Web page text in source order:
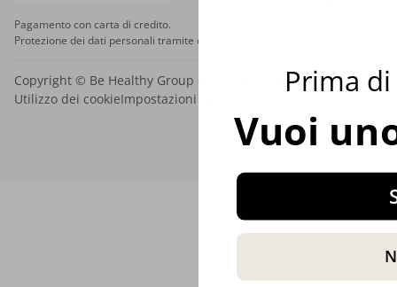
Pagamento con carta di credito.
Protezione dei dati personali tramite crittografia SSL.
Copyright © Be Healthy Group d.o.o. 2012 - 2026
Utilizzo dei cookieImpostazioni dei cookie Prima
Vuoi